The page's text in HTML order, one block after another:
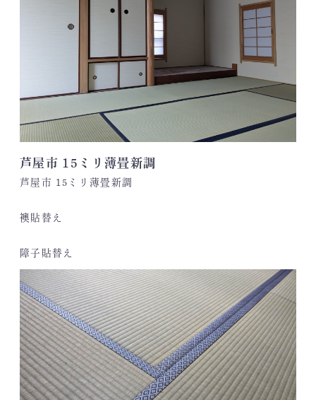
芦屋市 15ミリ薄畳新調
芦屋市 15ミリ薄畳新調
襖貼替え
障子貼替え